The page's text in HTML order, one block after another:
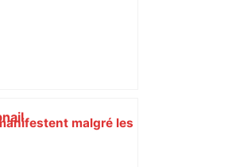
malgré les